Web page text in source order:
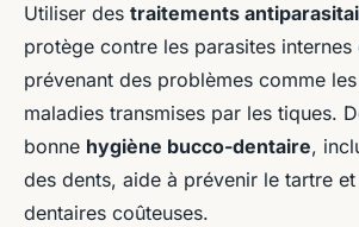
Utiliser des traitements
protège contre les parasites internes
prévenant des problèmes comme
maladies transmises par les tiques.
bonne hygiène bucco-dentaire,
des dents, aide à prévenir le tartre
dentaires coûteuses.